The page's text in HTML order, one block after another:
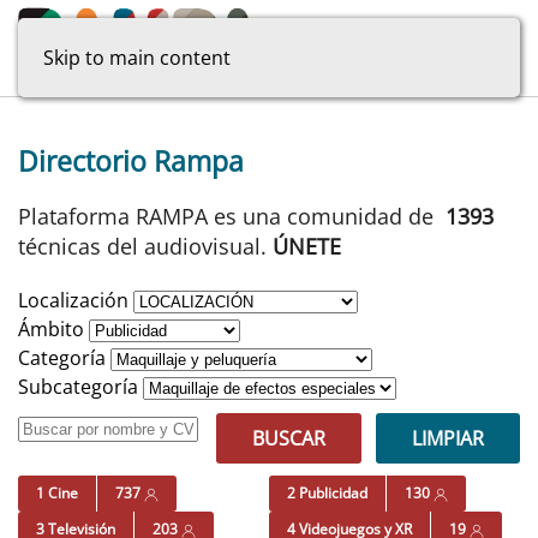
Skip to main content
Directorio Rampa
Plataforma RAMPA es una comunidad de 1393
técnicas del audiovisual. ÚNETE
Localización
Ámbito
Categoría
Subcategoría
BUSCAR
LIMPIAR
1 Cine 737 2 Publicidad
130
3 Televisión
203 4 Videojuegos y XR 19